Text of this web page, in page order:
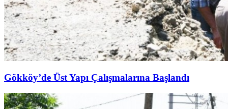
Gökköy’de Üst Yapı Çalışmalarına Başlandı